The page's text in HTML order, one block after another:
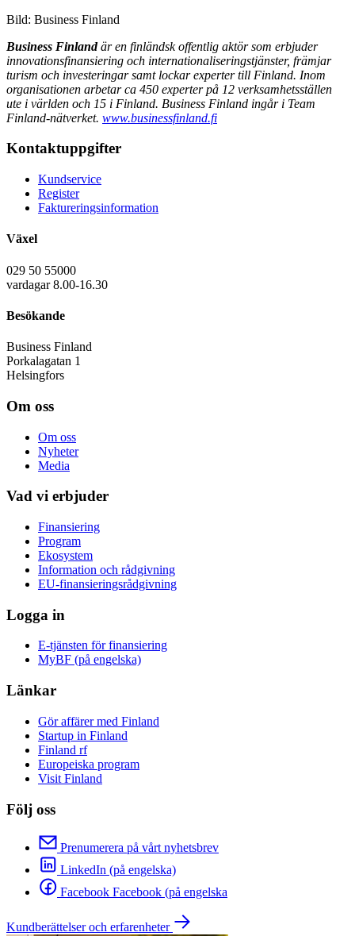
Bild: Business Finland
Business Finlandär en finländsk offentlig aktör som erbjuder
innovationsfinansiering och internationaliseringstjänster, främjar
turism och investeringar samt lockar experter till Finland. Inom
organisationen arbetar ca 450 experter på 12 verksamhetsställen
ute i världen och 15 i Finland. Business Finland ingår i Team
Finland-nätverket. www.businessfinland.fi
Kontaktuppgifter
Kundservice
Register
Faktureringsinformation
Växel
029 50 55000
vardagar 8.00-16.30
Besökande
Business Finland
Porkalagatan 1
Helsingfors
Om oss
Om oss
Nyheter
Media
Vad vi erbjuder
Finansiering
Program
Ekosystem
Information och rådgivning
EU-finansieringsrådgivning
Logga in
E-tjänsten för finansiering
MyBF (på engelska)
Länkar
Gör affärer med Finland
Startup in Finland
Finland rf
Europeiska program
Visit Finland
Följ oss
Prenumerera på vårt nyhetsbrev
LinkedIn (på engelska)
Facebook Facebook (på engelska
Kundberättelser och erfarenheter